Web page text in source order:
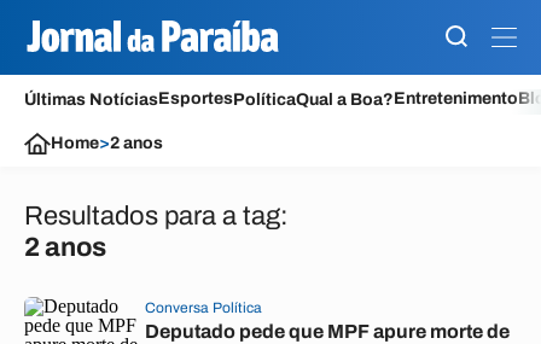
Últimas NotíciasEsportesPolíticaQual a Boa?Entretenimento
Home>2 anos
Resultados para a tag:
2 anos
Conversa Política
Deputado pede que MPF apure morte de